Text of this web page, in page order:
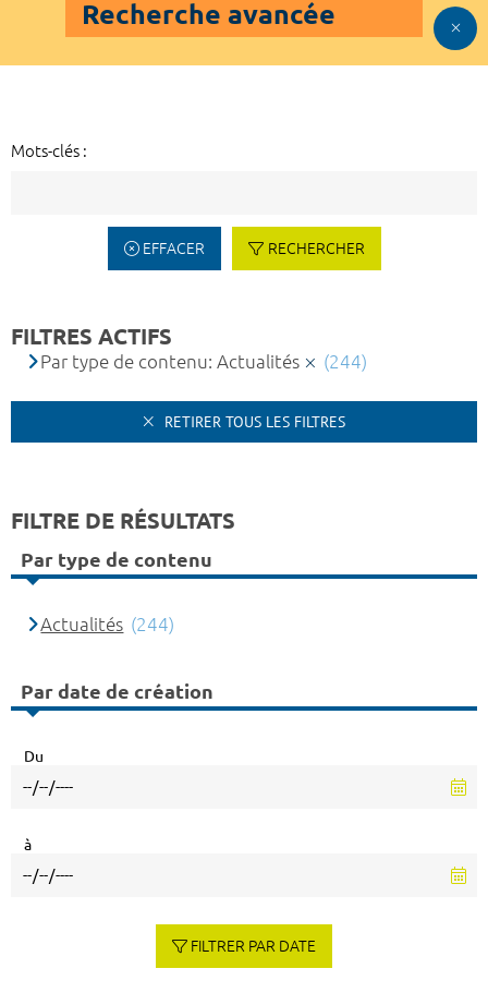
Recherche avancée
Mots-clés :
EFFACER RECHERCHER
FILTRES ACTIFS
Par type de contenu: Actualités (244)
RETIRER TOUS LES FILTRES
FILTRE DE RÉSULTATS
Par type de contenu
Actualités (244)
Par date de création
Du
à
FILTRER PAR DATE